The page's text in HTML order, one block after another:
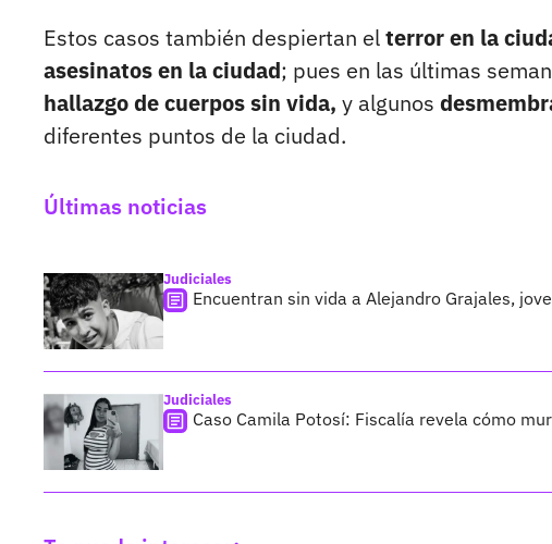
Estos casos también despiertan elterror en la
asesinatos en la ciudad; pues en las últimas
hallazgo de cuerpos sin vida, y algunos
diferentes puntos de la ciudad.
Últimas noticias
Judiciales
Encuentran sin vida a Alejandro Grajales,
Judiciales
Caso Camila Potosí: Fiscalía revela cómo